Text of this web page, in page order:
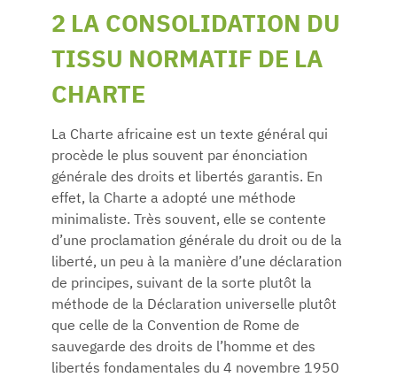
2 LA CONSOLIDATION DU
TISSU NORMATIF DE LA
CHARTE
La Charte africaine est un texte général qui
procède le plus souvent par énonciation
générale des droits et libertés garantis. En
effet, la Charte a adopté une méthode
minimaliste. Très souvent, elle se contente
d’une proclamation générale du droit ou de la
liberté, un peu à la manière d’une déclaration
de principes, suivant de la sorte plutôt la
méthode de la Déclaration universelle plutôt
que celle de la Convention de Rome de
sauvegarde des droits de l’homme et des
libertés fondamentales du 4 novembre 1950